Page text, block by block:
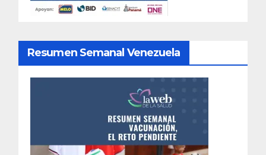
Resumen Semanal Venezuela